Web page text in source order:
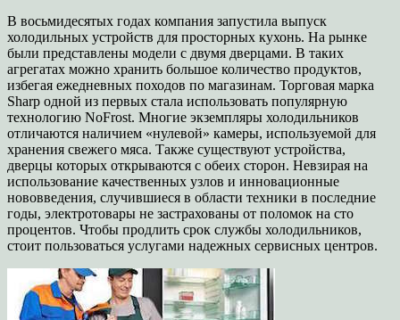
В восьмидесятых годах компания запустила выпуск
холодильных устройств для просторных кухонь. На рынке
были представлены модели с двумя дверцами. В таких
агрегатах можно хранить большое количество продуктов,
избегая ежедневных походов по магазинам. Торговая марка
Sharp одной из первых стала использовать популярную
технологию NoFrost. Многие экземпляры холодильников
отличаются наличием «нулевой» камеры, используемой для
хранения свежего мяса. Также существуют устройства,
дверцы которых открываются с обеих сторон. Невзирая на
использование качественных узлов и инновационные
нововведения, случившиеся в области техники в последние
годы, электротовары не застрахованы от поломок на сто
процентов. Чтобы продлить срок службы холодильников,
стоит пользоваться услугами надежных сервисных центров.